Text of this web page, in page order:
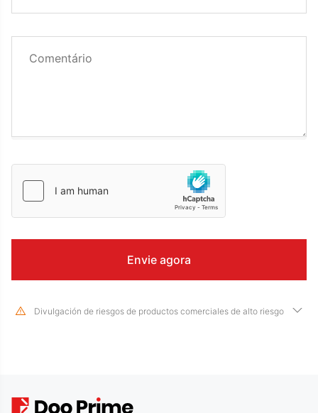
Divulgación de riesgos de productos comerciales de alto riesgo
desempenho futuro, por favor, certifique-se de que você entende